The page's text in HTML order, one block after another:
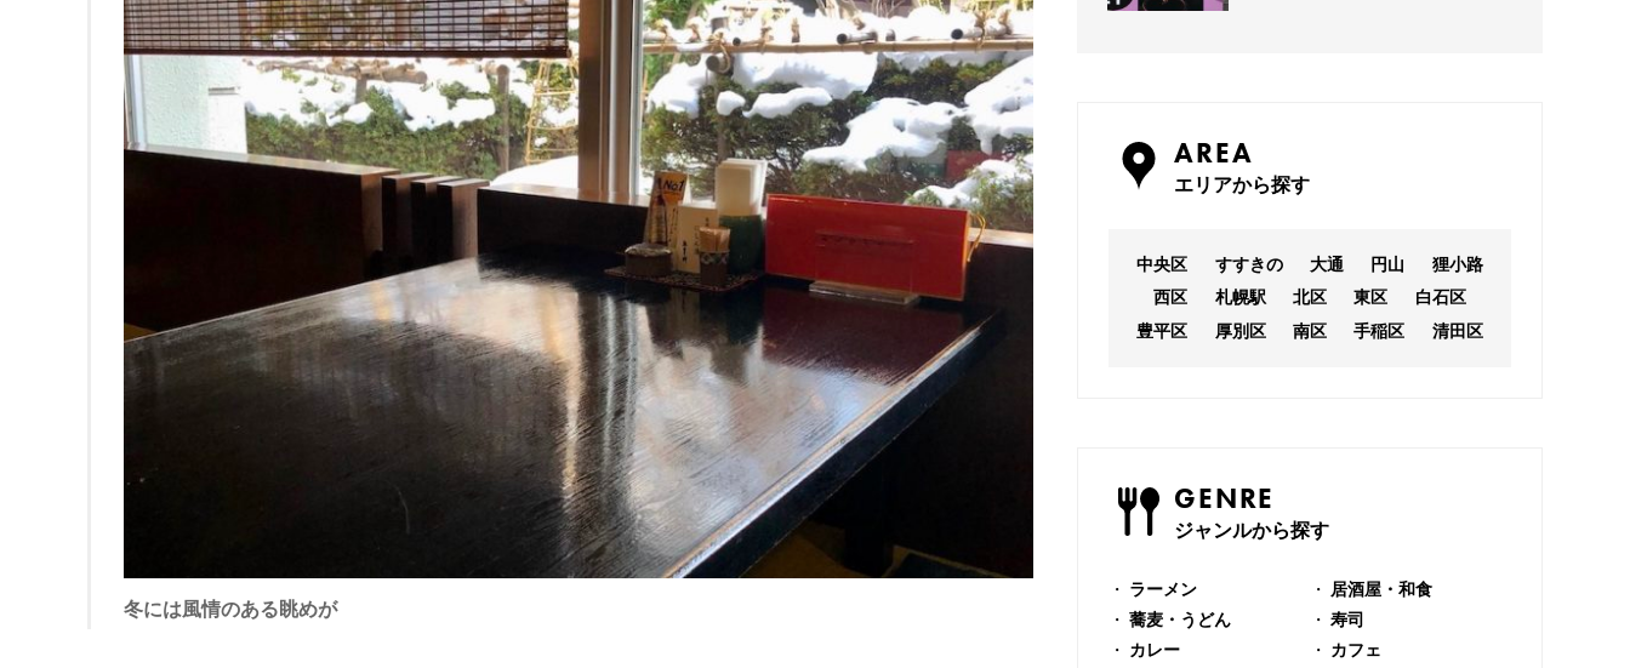
冬には風情のある眺めが
AREA
エリアから探す
中央区 すすきの 大通 円山
狸小路
西区
札幌駅 北区 東区
白石区
豊平区
厚別区 南区 手稲区 清田区
GENRE
ジャンルから探す
ラーメン
居酒屋・和食
蕎麦・うどん
寿司
カレー
カフェ